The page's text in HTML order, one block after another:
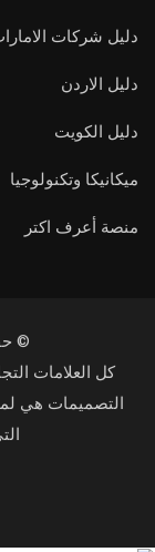
دليل شركات
دليل الاردن
دليل الكويت
ميكانيكا وتكنولوجيا
منصة أعرف اكتر
©
كل العلامات
التصميمات هي